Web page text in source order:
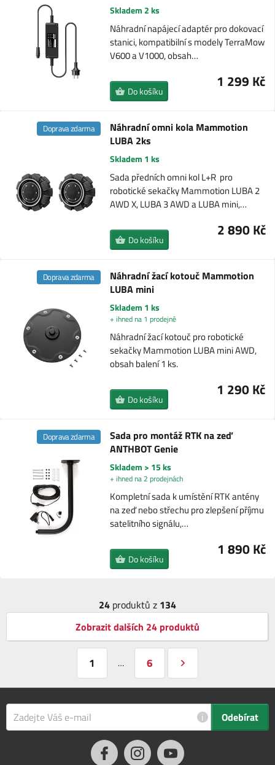
Skladem 2 ks
Náhradní napájecí adaptér pro dokovací
stanici, kompatibilní s modely TerraMow
V600 a V1000, obsah…
1 299 Kč
Do košíku
Náhradní omni kola Mammotion
LUBA 2ks
Doprava zdarma
Skladem 1 ks
Sada předních omni kol L+R pro
robotické sekačky Mammotion LUBA 2
AWD X, LUBA 3 AWD a LUBA mini,…
2 890 Kč
Do košíku
Náhradní žací kotouč Mammotion
LUBA mini
Doprava zdarma
Skladem 1 ks
+ ihned na 1 prodejně
Náhradní žací kotouč pro robotické
sekačky Mammotion LUBA mini AWD,
obsah balení 1 ks.
1 290 Kč
Do košíku
Sada pro montáž RTK na zeď
ANTHBOT Genie
Doprava zdarma
Skladem > 15 ks
+ ihned na 2 prodejnách
Kompletní sada k umístění RTK antény
na zeď nebo střechu pro zlepšení příjmu
satelitního signálu,…
1 890 Kč
Do košíku
24 produktů z 134
Zobrazit dalších 24 produktů
1 … 6
i Odebírat